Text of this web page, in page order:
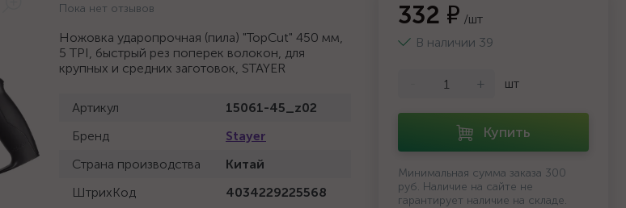
Пока нет отзывов
Ножовка ударопрочная (пила) "TopCut" 450 мм,
5 TPI, быстрый рез поперек волокон, для
крупных и средних заготовок, STAYER
Артикул
15061-45_z02
Бренд
Stayer
Страна производства
Китай
ШтрихКод
4034229225568
332 ₽ /шт
В наличии 39
+ шт
Купить
Минимальная сумма заказа 300
руб. Наличие на сайте не
гарантирует наличие на складе.